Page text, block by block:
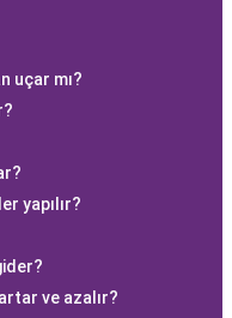
uçar mı?
yapılır?
ve azalır?